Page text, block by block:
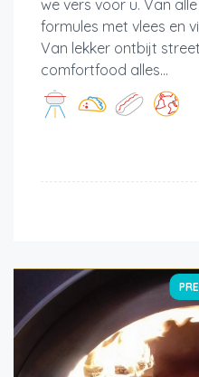
we vers voor u. Van
formules met vlees en
Van lekker ontbijt
comfortfood alles...